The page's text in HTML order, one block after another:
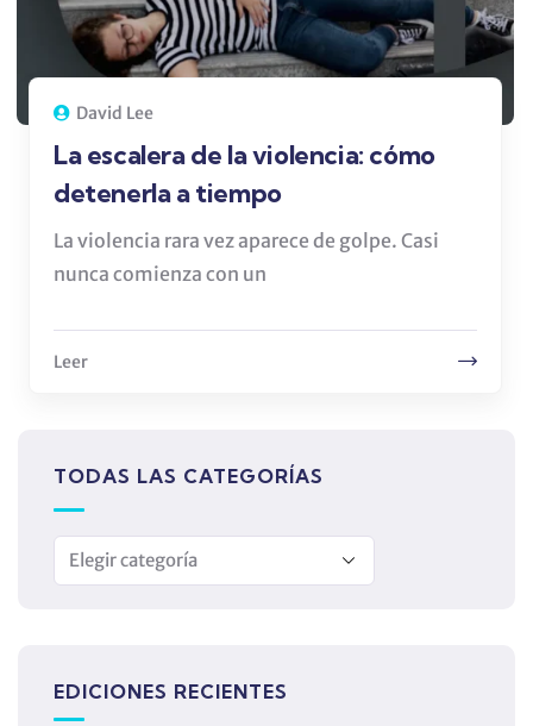
David Lee
La escalera de la violencia: cómo
detenerla a tiempo
La violencia rara vez aparece de golpe. Casi
nunca comienza con un
Leer
TODAS LAS CATEGORÍAS
EDICIONES RECIENTES